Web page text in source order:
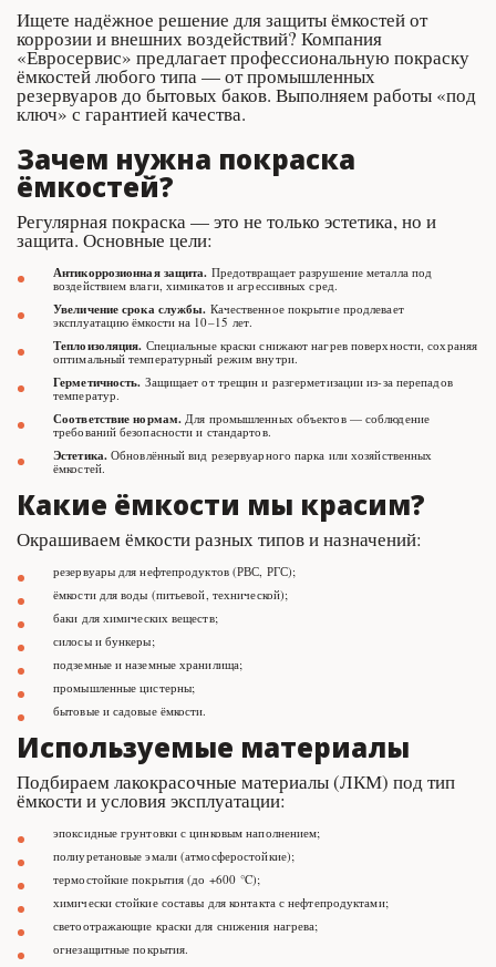
Ищете надёжное решение для защиты ёмкостей от
коррозии и внешних воздействий? Компания
«Евросервис» предлагает профессиональную покраску
ёмкостей любого типа — от промышленных
резервуаров до бытовых баков. Выполняем работы «под
ключ» с гарантией качества.
Зачем нужна покраска
ёмкостей?
Регулярная покраска — это не только эстетика, но и
защита. Основные цели:
Антикоррозионная защита. Предотвращает разрушение металла под
воздействием влаги, химикатов и агрессивных сред.
Увеличениесрока службы. Качественное покрытие продлевает
эксплуатацию ёмкости на 10–15 лет.
Теплоизоляция. Специальные краски снижают нагрев поверхности, сохраняя
оптимальный температурный режим внутри.
Герметичность. Защищает от трещин и разгерметизации из‑за перепадов
температур.
Соответствие нормам. Для промышленных объектов — соблюдение
требований безопасности и стандартов.
Эстетика. Обновлённый вид резервуарного парка или хозяйственных
ёмкостей.
Какие ёмкости мы красим?
Окрашиваем ёмкости разных типов и назначений:
резервуары для нефтепродуктов (РВС, РГС);
ёмкости для воды (питьевой, технической);
баки для химических веществ;
силосы и бункеры;
подземные и наземные хранилища;
промышленные цистерны;
бытовые и садовые ёмкости.
Используемые материалы
Подбираем лакокрасочные материалы (ЛКМ) под тип
ёмкости и условия эксплуатации:
эпоксидные грунтовки с цинковым наполнением;
полиуретановые эмали (атмосферостойкие);
термостойкие покрытия (до +600 °C);
химически стойкие составы для контакта с нефтепродуктами;
светоотражающие краски для снижения нагрева;
огнезащитные покрытия.